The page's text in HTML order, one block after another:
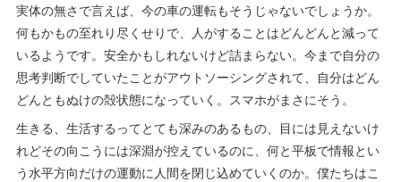
実体の無さで言えば、今の車の運転もそうじゃないでしょうか。
何もかもの至れり尽くせりで、人がすることはどんどんと減って
いるようです。安全かもしれないけど詰まらない。今まで自分の
思考判断でしていたことがアウトソーシングされて、自分はどん
どんともぬけの殻状態になっていく。スマホがまさにそう。
生きる、生活するってとても深みのあるもの、目には見えないけ
れどその向こうには深淵が控えているのに、何と平板で情報とい
う水平方向だけの運動に人間を閉じ込めていくのか。僕たちはこ